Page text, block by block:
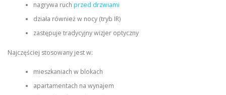
nagrywa ruch przed drzwiami
działa również w nocy (tryb IR)
zastępuje tradycyjny wizjer optyczny
Najczęściej stosowany jest w:
mieszkaniach w blokach
apartamentach na wynajem